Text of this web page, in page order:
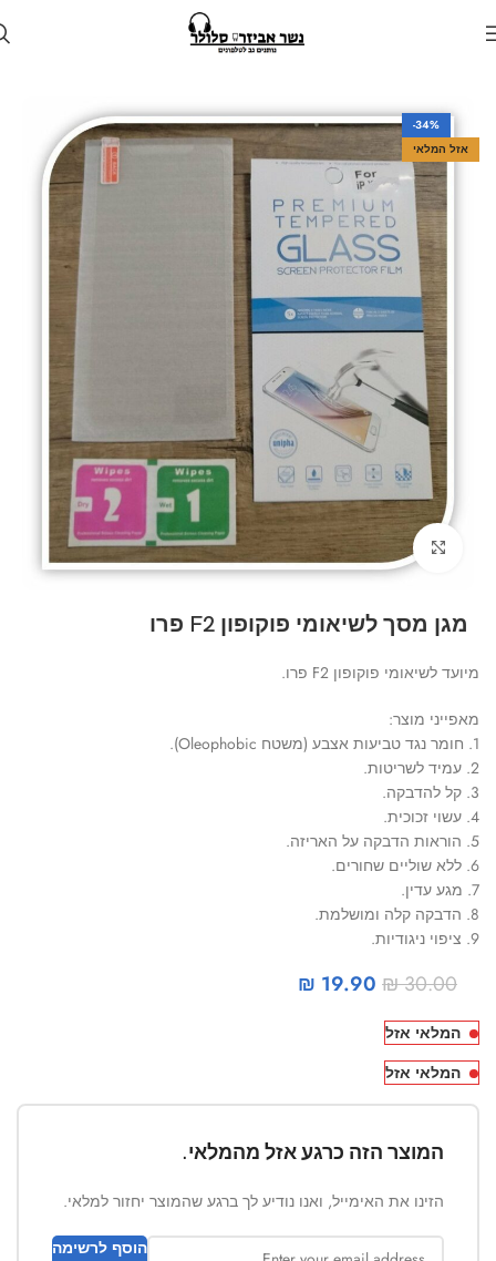
מגנים למכשירי שיאומי
-34%
אזל המלאי
Click to enlarge
מגן מסך לשיאומי פוקופון F2 פרו
מיועד לשיאומי פוקופון F2 פרו.
מאפייני מוצר:
1. חומר נגד טביעות אצבע (משטח Oleophobic).
2. עמיד לשריטות.
3. קל להדבקה.
4. עשוי זכוכית.
5. הוראות הדבקה על האריזה.
6. ללא שוליים שחורים.
7. מגע עדין.
8. הדבקה קלה ומושלמת.
9. ציפוי ניגודיות.
₪30.00
₪ 19.90
המלאי אזל
המלאי אזל
המוצר הזה כרגע אזל מהמלאי.
הזינו את האימייל, ואנו נודיע לך ברגע שהמוצר יחזור למלאי.
הוסף לרשימה